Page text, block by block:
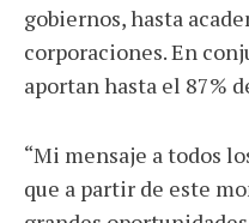
gobiernos, hasta
corporaciones. En
aportan hasta el 87%
“Mi mensaje a todos
que a partir de este